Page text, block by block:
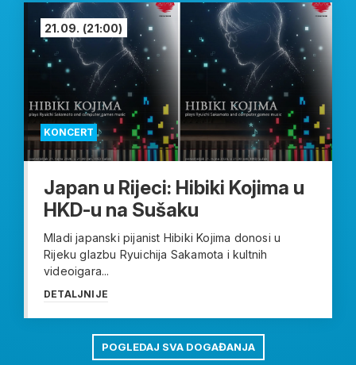
KONCERT
21.09. (21:00)
Japan u Rijeci: Hibiki Kojima u
HKD-u na Sušaku
Mladi japanski pijanist Hibiki Kojima donosi u
Rijeku glazbu Ryuichija Sakamota i kultnih
videoigara...
DETALJNIJE
POGLEDAJ SVA DOGAĐANJA